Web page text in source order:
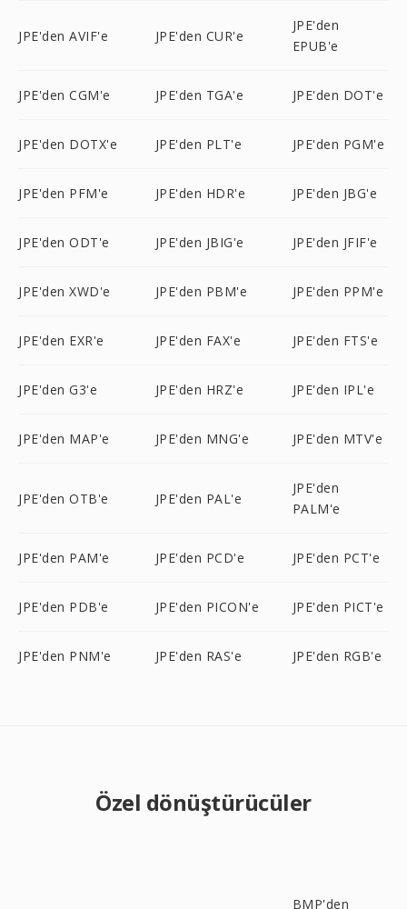
JPE'den AVIF'e JPE'den CUR'e
JPE'den
EPUB'e
JPE'den CGM'e JPE'den TGA'e JPE'den DOT'e
JPE'den DOTX'e JPE'den PLT'e JPE'den PGM'e
JPE'den PFM'e JPE'den HDR'e JPE'den JBG'e
JPE'den ODT'e JPE'den JBIG'e JPE'den JFIF'e
JPE'den XWD'e JPE'den PBM'e JPE'den PPM'e
JPE'den EXR'e JPE'den FAX'e JPE'den FTS'e
JPE'den G3'e JPE'den HRZ'e JPE'den IPL'e
JPE'den MAP'e JPE'den MNG'e JPE'den MTV'e
JPE'den OTB'e JPE'den PAL'e
JPE'den
PALM'e
JPE'den PAM'e JPE'den PCD'e JPE'den PCT'e
JPE'den PDB'e JPE'den PICON'e JPE'den PICT'e
JPE'den PNM'e JPE'den RAS'e JPE'den RGB'e
Özel dönüştürücüler
BMP'den